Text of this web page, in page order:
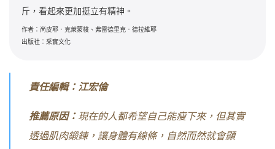
斤，看起來更加挺立有精神。
作者：尚皮耶．克萊蒙梭、弗雷德里克．德拉維耶
出版社：采實文化
責任編輯：江宏倫
推薦原因： 現在的人都希望自己能瘦下來，但其實
透過肌肉鍛鍊，讓身體有線條，自然而然就會顯